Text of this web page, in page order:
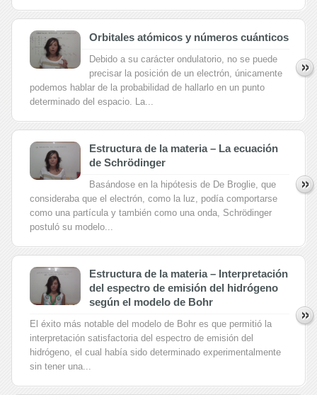
Orbitales atómicos y números cuánticos
Debido a su carácter ondulatorio, no se puede
precisar la posición de un electrón, únicamente
podemos hablar de la probabilidad de hallarlo en un punto
determinado del espacio. La...
Estructura de la materia – La ecuación
de Schrödinger
Basándose en la hipótesis de De Broglie, que
consideraba que el electrón, como la luz, podía comportarse
como una partícula y también como una onda, Schrödinger
postuló su modelo...
Estructura de la materia – Interpretación
del espectro de emisión del hidrógeno
según el modelo de Bohr
El éxito más notable del modelo de Bohr es que permitió la
interpretación satisfactoria del espectro de emisión del
hidrógeno, el cual había sido determinado experimentalmente
sin tener una...